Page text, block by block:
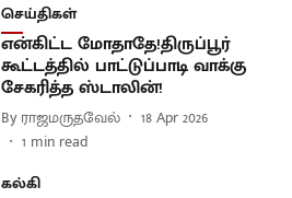
செய்திகள்
என்கிட்ட மோதாதே!திருப்பூர்
கூட்டத்தில் பாட்டுப்பாடி வாக்கு
சேகரித்த ஸ்டாலின்!
By ராஜமருதவேல்
18 Apr 2026
1 min read
கல்கி